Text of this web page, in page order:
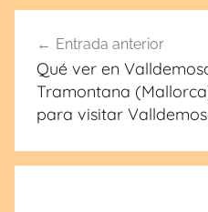
de
entradas
Entrada anterior
Qué ver en
Tramontana
para visitar